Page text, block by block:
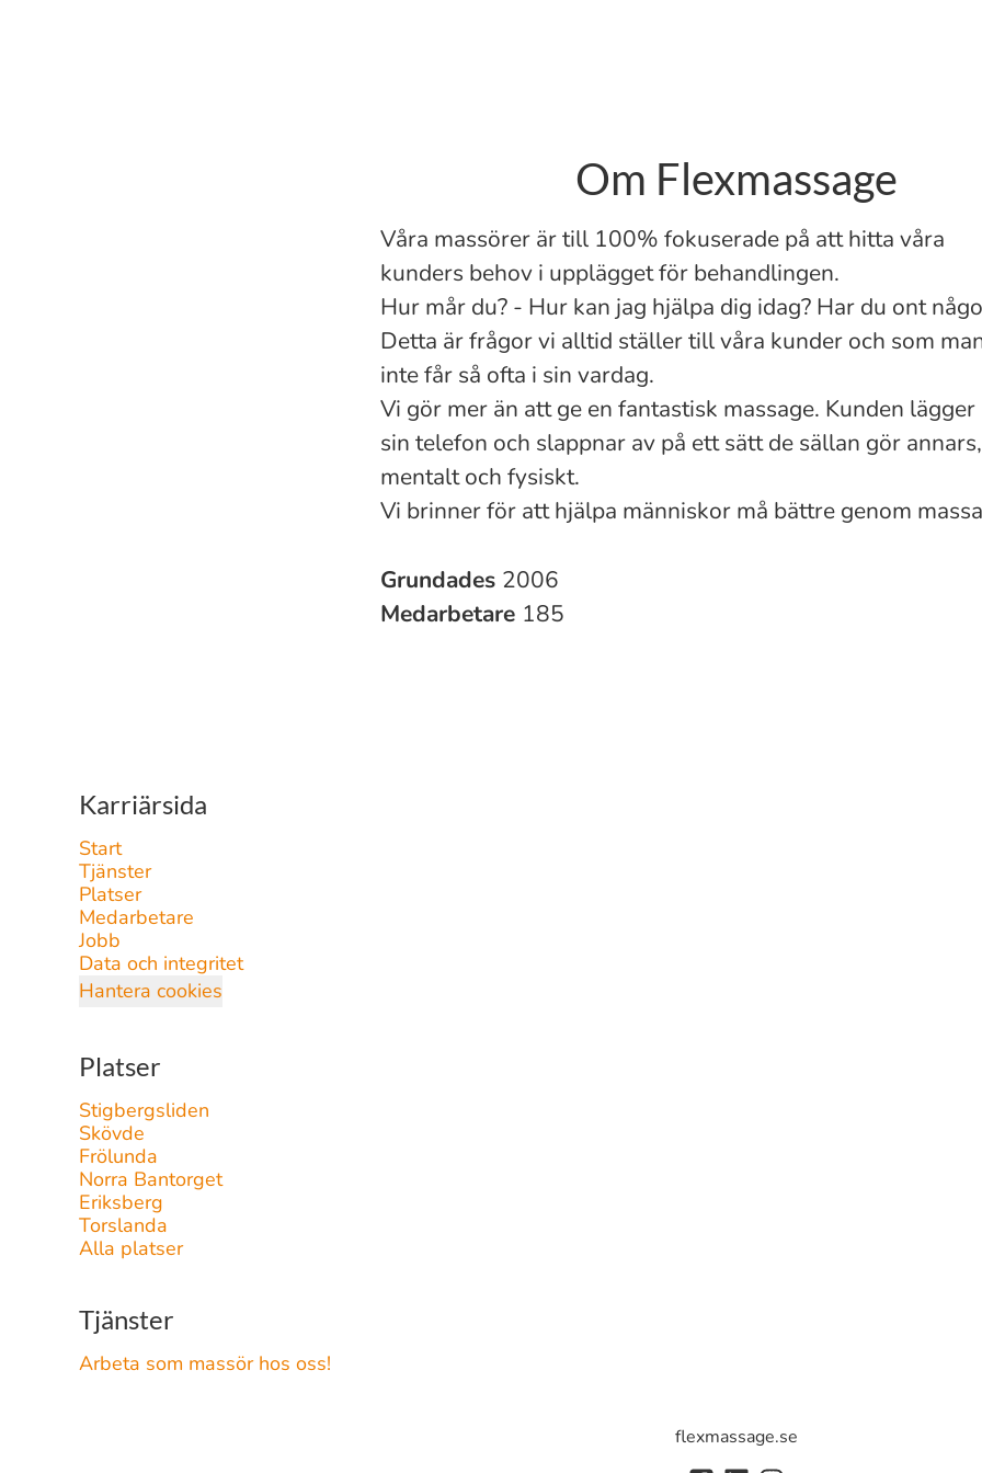
Om Flexmassage
Våra massörer är till 100% fokuserade på att hitta våra
kunders behov i upplägget för behandlingen.
Hur mår du? - Hur kan jag hjälpa dig idag? Har du ont
Detta är frågor vi alltid ställer till våra kunder och som
inte får så ofta i sin vardag.
Vi gör mer än att ge en fantastisk massage. Kunden
sin telefon och slappnar av på ett sätt de sällan gör
mentalt och fysiskt.
Vi brinner för att hjälpa människor må bättre genom
Grundades 2006
Medarbetare 185
Karriärsida
Start
Tjänster
Platser
Medarbetare
Jobb
Data och integritet
Hantera cookies
Platser
Stigbergsliden
Skövde
Frölunda
Norra Bantorget
Eriksberg
Torslanda
Alla platser
Tjänster
Arbeta som massör hos oss!
flexmassage.se